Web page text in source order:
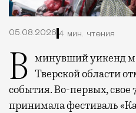
05.08.2026 4 мин. чтения
В минувший уикенд маленькая Старица в Тверской области
события. Во-первых, свое
принимала фестиваль